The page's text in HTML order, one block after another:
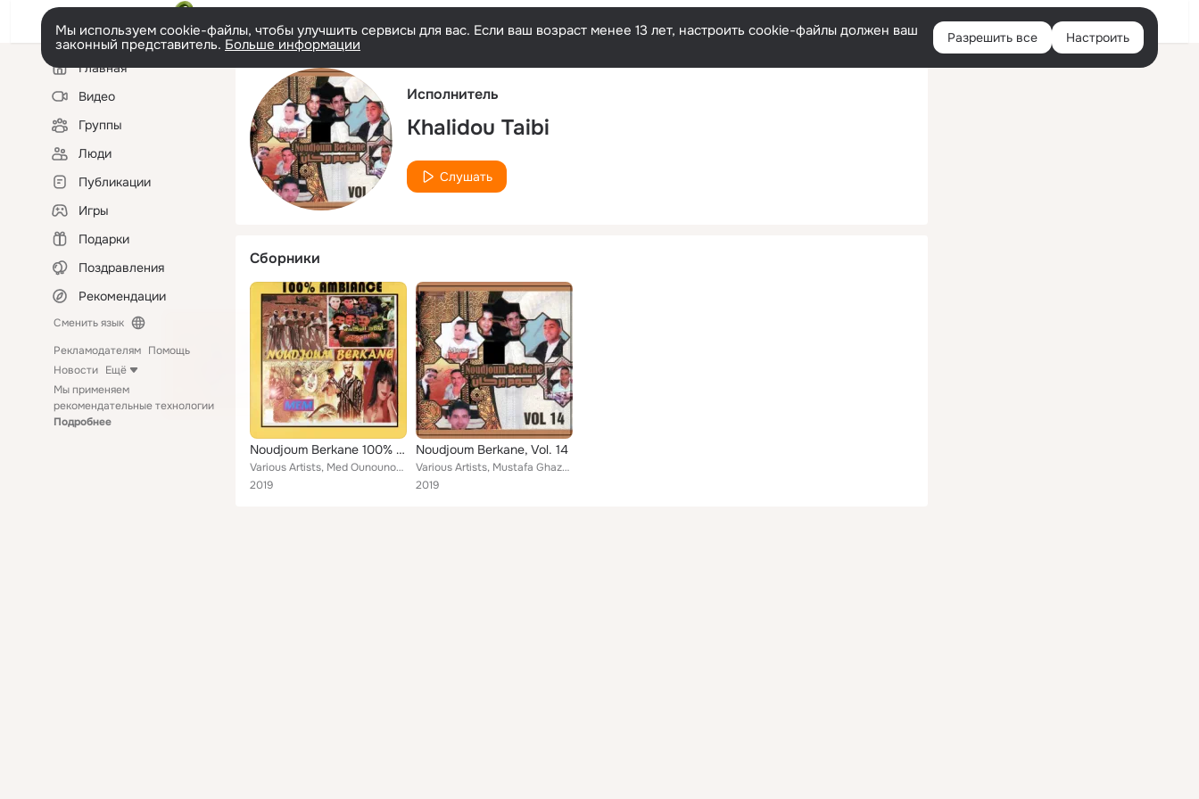
Русский Войти
Мы используем cookie-файлы, чтобы улучшить сервисы для вас. Если ваш возраст менее 13 лет, настроить cookie-файлы должен ваш
законный представитель. Больше информации Разрешить все Настроить
Левая
колонкаГлавная
Видео
Группы
Люди
Публикации
Игры
Подарки
Поздравления
Рекомендации
Сменить язык
Рекламодателям Помощь
Новости Ещё
Мы применяем
рекомендательные технологии
Подробнее
Исполнитель
Khalidou Taibi
Слушать
Сборники
Noudjoum Berkane 100% Ambiance
Various Artists, Med Ounounou, Youcef El Berkani, Mustafa Ghazel, Khalidou Taibi, Med Ramzi, Kada Guerssifi, Said Rami, Mustafa ...
2019
Noudjoum Berkane, Vol. 14
Various Artists, Mustafa Ghazel, Khalidou Taibi, Med Ramzi, Ounounou, Kada Guerssifi, Said Rami, Youcel El Berkani, Aziz Taourit...
2019